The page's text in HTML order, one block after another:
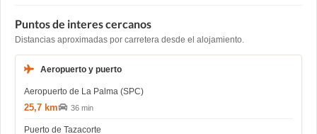
Puntos de interes cercanos
Distancias aproximadas por carretera desde el alojamiento.
Aeropuerto y puerto
Aeropuerto de La Palma (SPC)
25,7 km 36 min
Puerto de Tazacorte